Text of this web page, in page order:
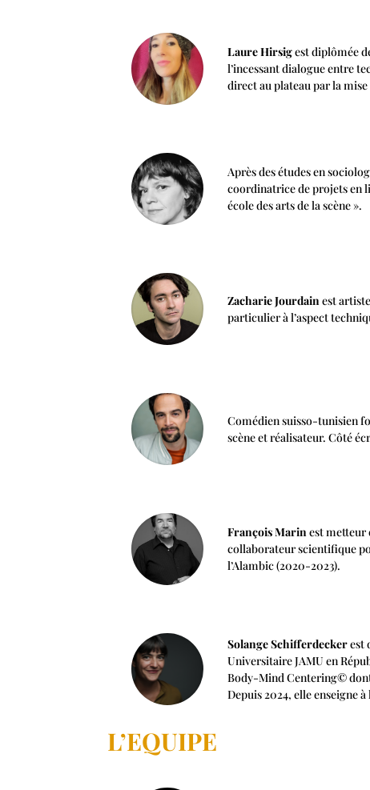
Laure Hirsigest diplômée
l’incessant dialogue entre
direct au plateau par la
Après des études en
coordinatrice de projets en
école des arts de la scène ».
Zacharie Jourdainest
particulier à l’aspect
Comédien suisso-tunisien
scène et réalisateur. Côté
François Marinest metteur
collaborateur scientifique
l’Alambic (2020-2023).
Solange Schifferdeckerest
Universitaire JAMU en
Body-Mind Centering© dont
Depuis 2024, elle enseigne
L’EQUIPE